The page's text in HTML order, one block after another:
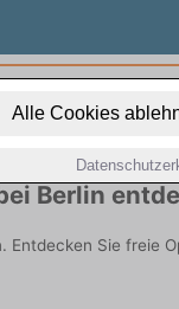
Alle Cookies
Quereinsteiger
Berlin
Sie freie